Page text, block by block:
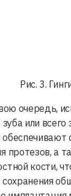
Рис. 3.
очередь,
или всего
обеспечивают
протезов, а
кости,